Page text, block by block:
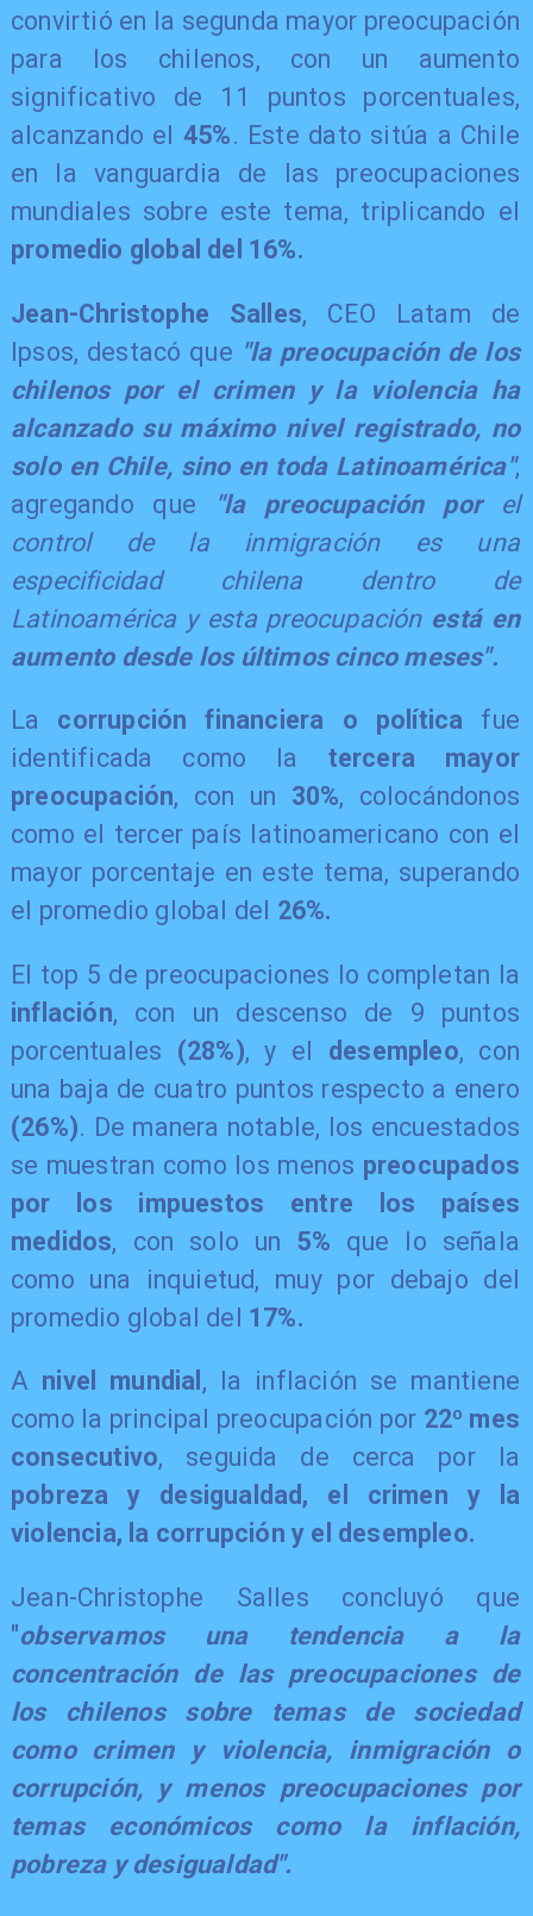
convirtió en la segunda mayor preocupación
para los chilenos, con un aumento
significativo de 11 puntos porcentuales,
alcanzando el 45%. Este dato sitúa a Chile
en la vanguardia de las preocupaciones
mundiales sobre este tema, triplicando el
promedio global del 16%.
Jean-Christophe Salles, CEO Latam de
Ipsos, destacó que "la preocupación de los
chilenos por el crimen y la violencia ha
alcanzado su máximo nivel registrado, no
solo en Chile, sino en toda Latinoamérica",
agregando que
"la preocupación por el
control de la inmigración es una
especificidad chilena dentro de
Latinoamérica y esta preocupación está en
aumento desde los últimos cinco meses".
​La corrupción financiera o política fue
identificada como la tercera mayor
preocupación, con un 30%, colocándonos
como el tercer país latinoamericano con el
mayor porcentaje en este tema, superando
el promedio global del 26%.
​El top 5 de preocupaciones lo completan la
inflación, con un descenso de 9 puntos
porcentuales (28%), y el desempleo, con
una baja de cuatro puntos respecto a enero
(26%). De manera notable, los encuestados
se muestran como los menos preocupados
por los impuestos entre los países
medidos, con solo un 5% que lo señala
como una inquietud, muy por debajo del
promedio global del 17%.
​A nivel mundial , la inflación se mantiene
como la principal preocupación por 22º mes
consecutivo, seguida de cerca por la
pobreza y desigualdad, el crimen y la
violencia, la corrupción y el desempleo.
​Jean-Christophe Salles concluyó que
"observamos una tendencia a la
concentración de las preocupaciones de
los chilenos sobre temas de sociedad
como crimen y violencia, inmigración o
corrupción, y menos preocupaciones por
temas económicos como la inflación,
pobreza y desigualdad".